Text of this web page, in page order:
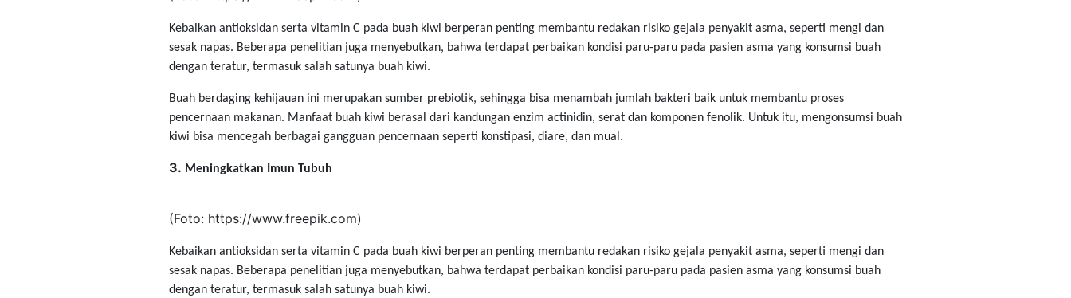
Kebaikan antioksidan serta vitamin C pada buah kiwi berperan penting membantu redakan risiko gejala penyakit asma, seperti mengi dan
sesak napas. Beberapa penelitian juga menyebutkan, bahwa terdapat perbaikan kondisi paru-paru pada pasien asma yang konsumsi buah
dengan teratur, termasuk salah satunya buah kiwi.
Buah berdaging kehijauan ini merupakan sumber prebiotik, sehingga bisa menambah jumlah bakteri baik untuk membantu proses
pencernaan makanan. Manfaat buah kiwi berasal dari kandungan enzim actinidin, serat dan komponen fenolik. Untuk itu, mengonsumsi buah
kiwi bisa mencegah berbagai gangguan pencernaan seperti konstipasi, diare, dan mual.
3. Meningkatkan Imun Tubuh
​(Foto: ​https://www.freepik.com)
Kebaikan antioksidan serta vitamin C pada buah kiwi berperan penting membantu redakan risiko gejala penyakit asma, seperti mengi dan
sesak napas. Beberapa penelitian juga menyebutkan, bahwa terdapat perbaikan kondisi paru-paru pada pasien asma yang konsumsi buah
dengan teratur, termasuk salah satunya buah kiwi.